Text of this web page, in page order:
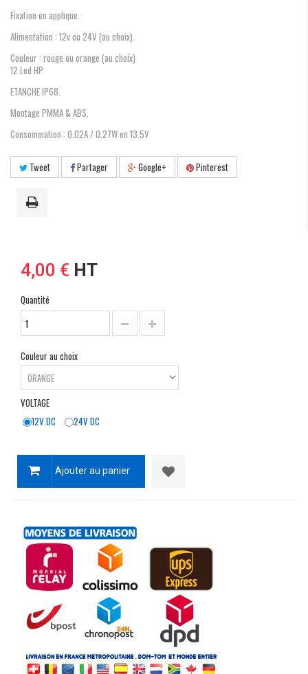
Fixation en applique.
Alimentation : 12v ou 24V (au choix).
Couleur : rouge ou orange (au choix)
12 Led HP
ETANCHE IP68.
Montage PMMA & ABS.
Consommation : 0.02A / 0.27W en 13.5V
Tweet Partager Google+ Pinterest
4,00 € HT
Quantité
Couleur au choix
VOLTAGE
12V DC
24V DC
Ajouter au panier